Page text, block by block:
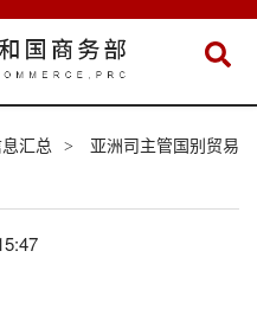
汇总 >
亚洲司主管国别贸易